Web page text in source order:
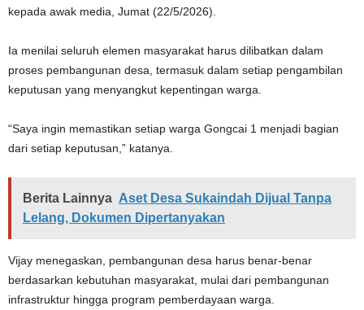
kepada awak media, Jumat (22/5/2026).
Ia menilai seluruh elemen masyarakat harus dilibatkan dalam
proses pembangunan desa, termasuk dalam setiap pengambilan
keputusan yang menyangkut kepentingan warga.
“Saya ingin memastikan setiap warga Gongcai 1 menjadi bagian
dari setiap keputusan,” katanya.
Berita Lainnya Aset Desa Sukaindah Dijual Tanpa
Lelang, Dokumen Dipertanyakan
Vijay menegaskan, pembangunan desa harus benar-benar
berdasarkan kebutuhan masyarakat, mulai dari pembangunan
infrastruktur hingga program pemberdayaan warga.